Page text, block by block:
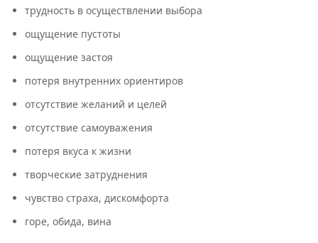
трудность в осуществлении выбора
ощущение пустоты
ощущение застоя
потеря внутренних ориентиров
отсутствие желаний и целей
отсутствие самоуважения
потеря вкуса к жизни
творческие затруднения
чувство страха, дискомфорта
горе, обида, вина